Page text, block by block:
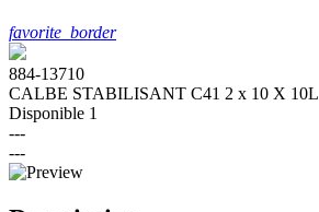
favorite_border
884-13710
CALBE STABILISANT C41 2 x 10 X 10L
Disponible 1
---
---